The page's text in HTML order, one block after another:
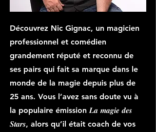
Découvrez Nic Gignac, un magicien
professionnel et comédien
grandement réputé et reconnu de
ses pairs qui fait sa marque dans le
monde de la magie depuis plus de
25 ans. Vous l’avez sans doute vu à
la populaire émission 𝑳𝒂 𝒎𝒂𝒈𝒊𝒆 𝒅𝒆𝒔
𝑺𝒕𝒂𝒓𝒔, alors qu’il était coach de vos